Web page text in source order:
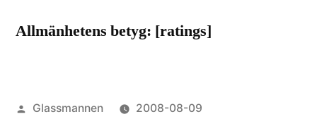
Allmänhetens betyg: [ratings]
Publicerat
Glassmannen
2008-08-09